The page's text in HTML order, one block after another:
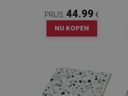
PRIJS: 44.99 €
NU KOPEN